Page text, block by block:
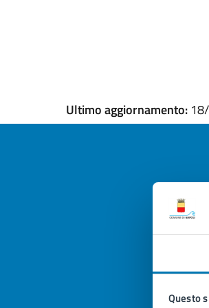
Questo
Ultimo aggiornamento: